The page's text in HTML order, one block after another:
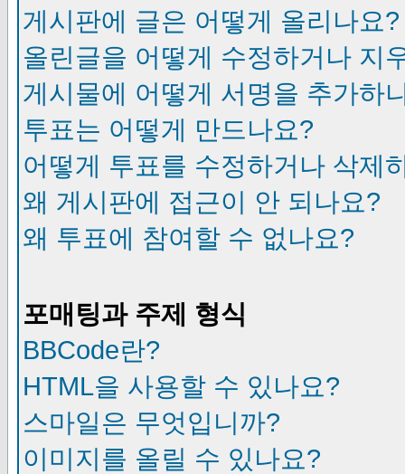
게시판에 글은 어떻게 올리나요?
올린글을 어떻게 수정하거나 지
게시물에 어떻게 서명을 추가하
투표는 어떻게 만드나요?
어떻게 투표를 수정하거나 삭제
왜 게시판에 접근이 안 되나요?
왜 투표에 참여할 수 없나요?
포매팅과 주제 형식
BBCode란?
HTML을 사용할 수 있나요?
스마일은 무엇입니까?
이미지를 올릴 수 있나요?